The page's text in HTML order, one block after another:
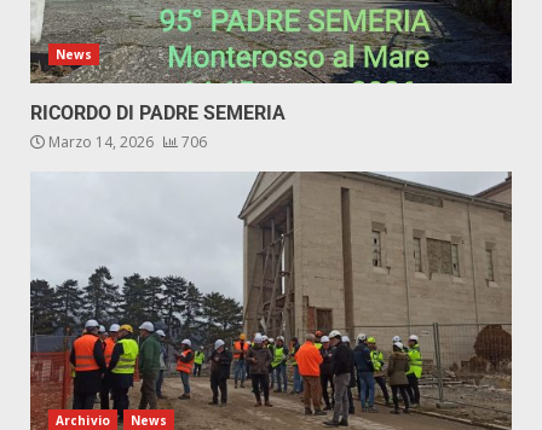
News
RICORDO DI PADRE SEMERIA
Marzo 14, 2026 706
Archivio News